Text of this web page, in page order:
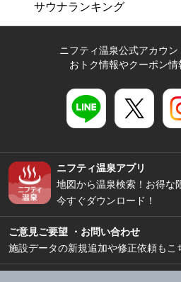
サウナランキング
ニフティ温泉公式アカウ
おトク情報やクーポン情
ニフティ温泉アプリ
地図から温泉検索！お得な
今すぐダウンロード！
ご意見ご要望 ・お問い合わせ
施設データの新規追加や修正依頼もこ